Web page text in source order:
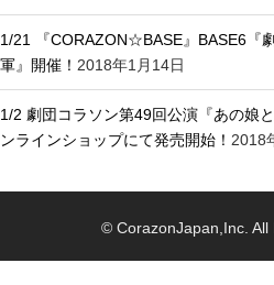
1/21 『CORAZON☆BASE』BASE6『
軍』開催！ 2018年1月14日
1/2 劇団コラソン第49回公演『あの娘
ンラインショップにて発売開始！ 2018
© CorazonJapan,Inc. All